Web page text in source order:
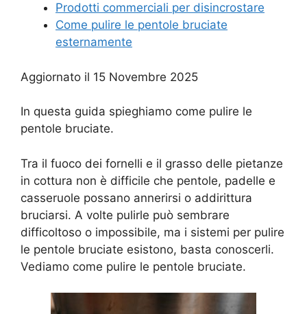
Prodotti commerciali per disincrostare
Come pulire le pentole bruciate
esternamente
Aggiornato il 15 Novembre 2025
In questa guida spieghiamo come pulire le
pentole bruciate.
Tra il fuoco dei fornelli e il grasso delle pietanze
in cottura non è difficile che pentole, padelle e
casseruole possano annerirsi o addirittura
bruciarsi. A volte pulirle può sembrare
difficoltoso o impossibile, ma i sistemi per pulire
le pentole bruciate esistono, basta conoscerli.
Vediamo come pulire le pentole bruciate.